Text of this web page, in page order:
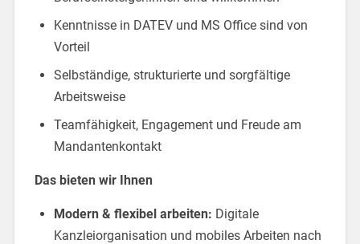
Kenntnisse in DATEV und MS Office sind von
Vorteil
Selbständige, strukturierte und sorgfältige
Arbeitsweise
Teamfähigkeit, Engagement und Freude am
Mandantenkontakt
Das bieten wir Ihnen
Modern & flexibel arbeiten: Digitale
Kanzleiorganisation und mobiles Arbeiten nach